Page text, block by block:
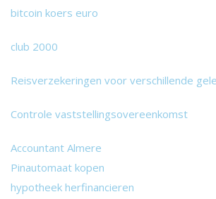
bitcoin koers euro
club 2000
Reisverzekeringen voor verschillende
Controle vaststellingsovereenkomst
Accountant Almere
Pinautomaat kopen
hypotheek herfinancieren